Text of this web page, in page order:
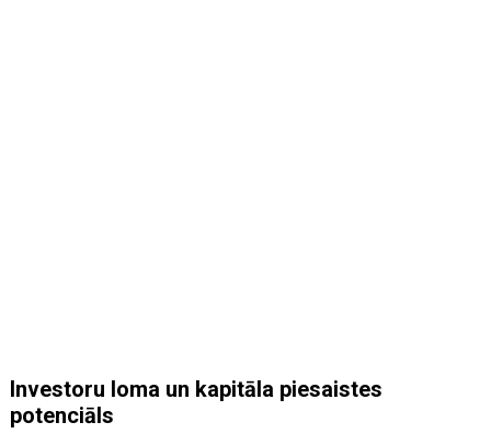
Investoru loma un kapitāla piesaistes
potenciāls